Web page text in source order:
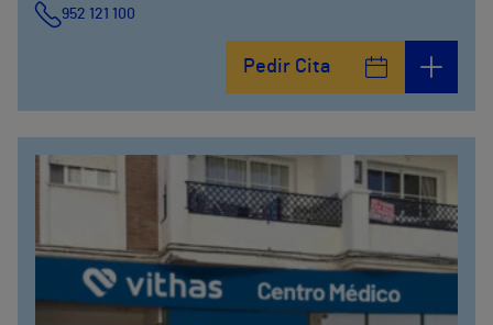
952 121 100
Pedir Cita